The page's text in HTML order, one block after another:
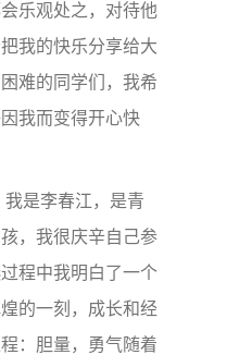
乐观处之，对待他
我的快乐分享给大
难的同学们，我希
我而变得开心快
是李春江，是青
，我很庆辛自己参
程中我明白了一个
的一刻，成长和经
：胆量，勇气随着